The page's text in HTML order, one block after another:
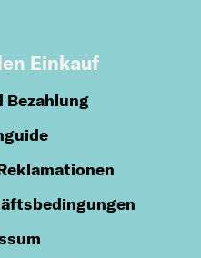
Einkauf
Bezahlung